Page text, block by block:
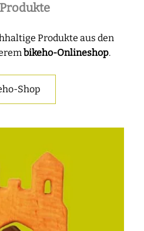
Produkte aus den
bikeho-Onlineshop.
Shop